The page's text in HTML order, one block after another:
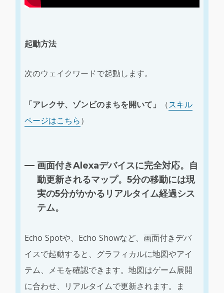
起動方法
次のウェイクワードで起動します。
「アレクサ、ゾンビのまちを開いて」 （スキル
ページはこちら）
画面付きAlexaデバイスに完全対応。自
動更新されるマップ。5分の移動には現
実の5分がかかるリアルタイム経過シス
テム。
Echo Spotや、Echo Showなど、画面付きデバ
イスで起動すると、グラフィカルに地図やアイ
テム、メモを確認できます。地図はゲーム展開
に合わせ、リアルタイムで更新されます。ま